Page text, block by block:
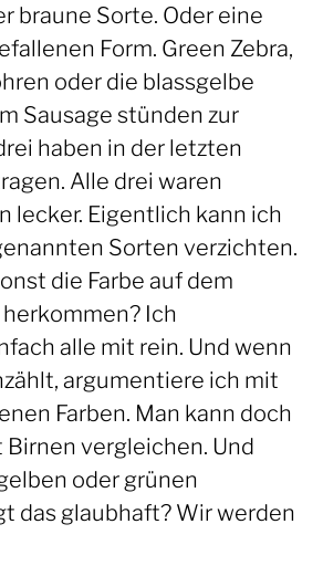
braune Sorte. Oder eine
Form. Green Zebra,
oder die blassgelbe
Sausage stünden zur
haben in der letzten
Alle drei waren
lecker. Eigentlich kann ich
Sorten verzichten.
die Farbe auf dem
Ich
alle mit rein. Und wenn
argumentiere ich mit
Farben. Man kann doch
vergleichen. Und
oder grünen
das glaubhaft? Wir werden